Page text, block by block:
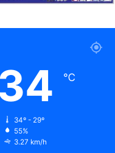
℃
34º - 29º
55%
3.27 km/h